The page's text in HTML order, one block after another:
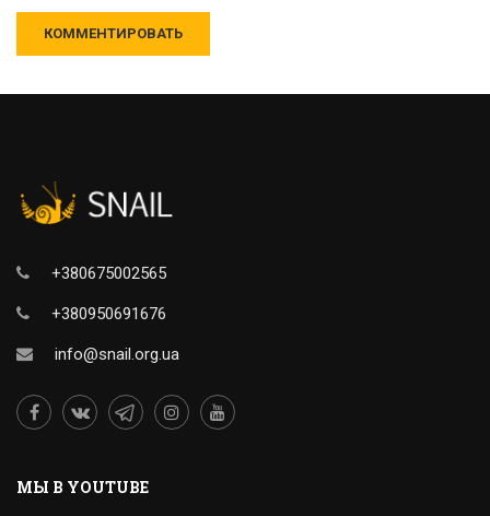
+380675002565
+380950691676
info@snail.org.ua
MЫ В YOUTUBE